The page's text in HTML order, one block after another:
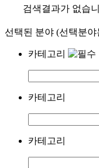
검색결과가 없습
선택된 분야 (선택분
카테고리
카테고리
카테고리